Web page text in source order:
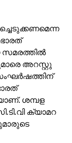
അറസ്റ്റു
ശമ്പള
ക്യാമറ